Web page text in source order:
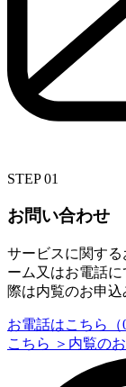
STEP 01
お問い合わせ
サービスに関す
ーム又はお電話
際は内覧のお申込
お電話はこちら（
こちら ＞ 内覧の